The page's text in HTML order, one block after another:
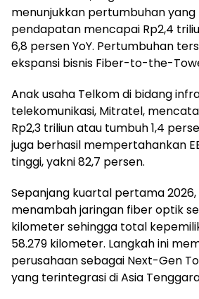
menunjukkan pertumbuhan
pendapatan mencapai Rp2,4
6,8 persen YoY. Pertumbuhan
ekspansi bisnis Fiber-to-the-
Anak usaha Telkom di bidang
telekomunikasi, Mitratel,
Rp2,3 triliun atau tumbuh 1,4
juga berhasil mempertahankan
tinggi, yakni 82,7 persen.
Sepanjang kuartal pertama
menambah jaringan fiber optik
kilometer sehingga total
58.279 kilometer. Langkah ini
perusahaan sebagai Next-Gen
yang terintegrasi di Asia